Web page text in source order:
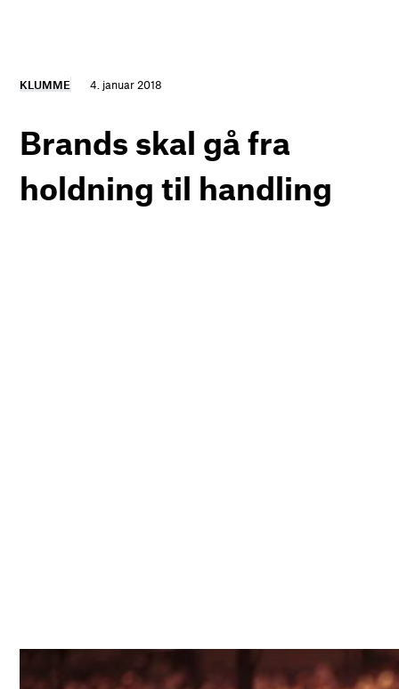
KLUMME 4. januar 2018
Brands skal gå fra
holdning til handling